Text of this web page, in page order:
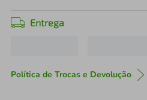
Entrega
Política de Trocas e Devolução